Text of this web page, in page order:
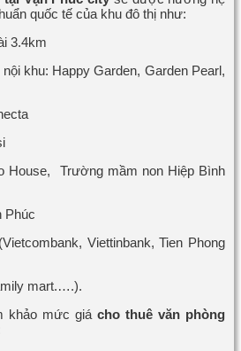
quốc tế của khu đô thị như:
3.4km
khu: Happy Garden, Garden Pearl,
House, Trường mầm non Hiệp Bình
Phúc
Viettinbank, Tien Phong
mart.….).
khảo mức giá cho thuê văn phòng